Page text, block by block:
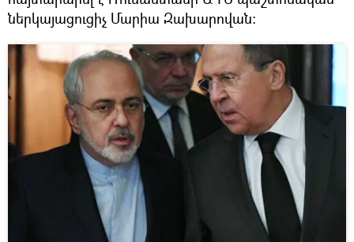
ներկայացուցիչ Մարիա Զախարովան։